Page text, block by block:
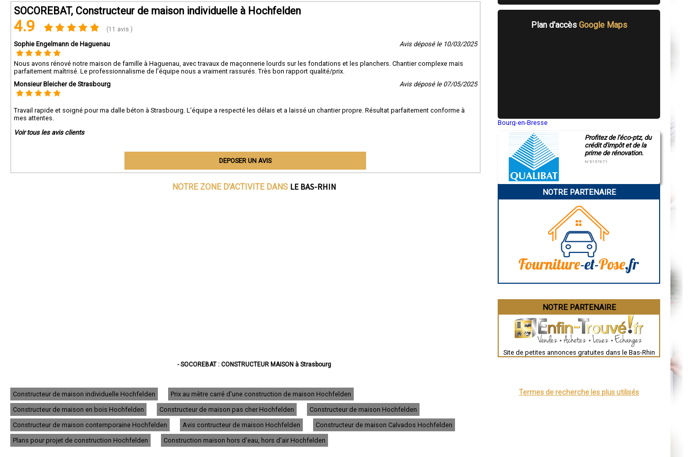
SOCOREBAT, Constructeur de maison individuelle à Hochfelden
4.9 (11 avis )
Sophie Engelmann de Haguenau Avis déposé le 10/03/2025
Nous avons rénové notre maison de famille à Haguenau, avec travaux de maçonnerie lourds sur les fondations et les planchers. Chantier complexe mais
parfaitement maîtrisé. Le professionnalisme de l’équipe nous a vraiment rassurés. Très bon rapport qualité/prix.
Monsieur Bleicher de Strasbourg
Avis déposé le 07/05/2025
Travail rapide et soigné pour ma dalle béton à Strasbourg. L’équipe a respecté les délais et a laissé un chantier propre. Résultat parfaitement conforme à
mes attentes.
Voir tous les avis clients
DEPOSER UN AVIS
NOTRE ZONE D'ACTIVITE DANS LE BAS-RHIN
- SOCOREBAT : CONSTRUCTEUR MAISON à Strasbourg
- SOCOREBAT : CONSTRUCTEUR MAISON à Illkirch-Graffenstaden
- SOCOREBAT : CONSTRUCTEUR MAISON à Sélestat
- SOCOREBAT : CONSTRUCTEUR MAISON à Bischheim
- SOCOREBAT : CONSTRUCTEUR MAISON à Lingolsheim
- SOCOREBAT : CONSTRUCTEUR MAISON à Bischwiller
- SOCOREBAT : CONSTRUCTEUR MAISON à Saverne
- SOCOREBAT : CONSTRUCTEUR MAISON à Obernai
Constructeur de maison individuelle Hochfelden
Prix au mètre carré d'une construction de maison Hochfelden
Constructeur de maison en bois Hochfelden
Constructeur de maison pas cher Hochfelden
Constructeur de maison Hochfelden
Constructeur de maison contemporaine Hochfelden
Avis contructeur de maison Hochfelden
Constructeur de maison Calvados Hochfelden
Plans pour projet de construction Hochfelden
Construction maison hors d'eau, hors d'air Hochfelden
Plan d'accès Google Maps
Bourg-en-Bresse
Montluçon
Manosque
Gap
Charleville-Mézières
Pamiers
Narbonne
Brive-la-Gaillarde
Guéret
Besançon
Évreux
Chartres
Nîmes
Auch
Profitez de l'éco-ptz, du
crédit d'impôt et de la
prime de rénovation.
N°E157671
NOTRE PARTENAIRE
NOTRE PARTENAIRE
Site de petites annonces gratuites dans le Bas-Rhin
Termes de recherche les plus utilisés